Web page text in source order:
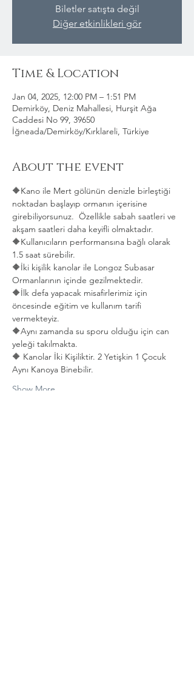
Biletler satışta değil
Diğer etkinlikleri gör
Time & Location
Jan 04, 2025, 12:00 PM – 1:51 PM
Demirköy, Deniz Mahallesi, Hurşit Ağa
Caddesi No 99, 39650
İğneada/Demirköy/Kırklareli, Türkiye
About the event
🔶Kano ile Mert gölünün denizle birleştiği
noktadan başlayıp ormanın içerisine
girebiliyorsunuz.  Özellikle sabah saatleri ve
akşam saatleri daha keyifli olmaktadır.
🔶Kullanıcıların performansına bağlı olarak
1.5 saat sürebilir.
🔶İki kişilik kanolar ile Longoz Subasar
Ormanlarının içinde gezilmektedir.
🔶İlk defa yapacak misafirlerimiz için
öncesinde eğitim ve kullanım tarifi
vermekteyiz.
🔶Aynı zamanda su sporu olduğu için can
yeleği takılmakta.
🔶 Kanolar İki Kişiliktir. 2 Yetişkin 1 Çocuk
Aynı Kanoya Binebilir.
Show More